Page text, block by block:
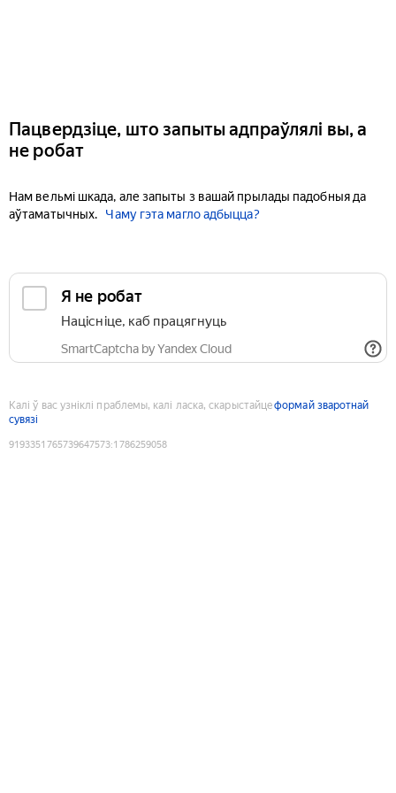
Пацвердзіце, што запыты адпраўлялі вы, а
не робат
Нам вельмі шкада, але запыты з вашай прылады падобныя да
аўтаматычных.
Чаму гэта магло адбыцца?
Я не робат
Націсніце, каб працягнуць
SmartCaptcha by Yandex Cloud
Калі ў вас узніклі праблемы, калі ласка, скарыстайцеформай зваротнай
сувязі
9193351765739647573:1786259058